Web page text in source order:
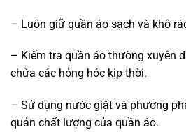
– Luôn giữ quần áo sạch và khô
– Kiểm tra quần áo thường xuyên
chữa các hỏng hóc kịp thời.
– Sử dụng nước giặt và phương
quản chất lượng của quần áo.